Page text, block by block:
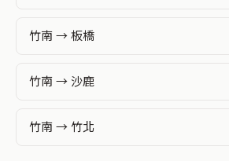
竹南 → 板橋
竹南 → 沙鹿
竹南 → 竹北